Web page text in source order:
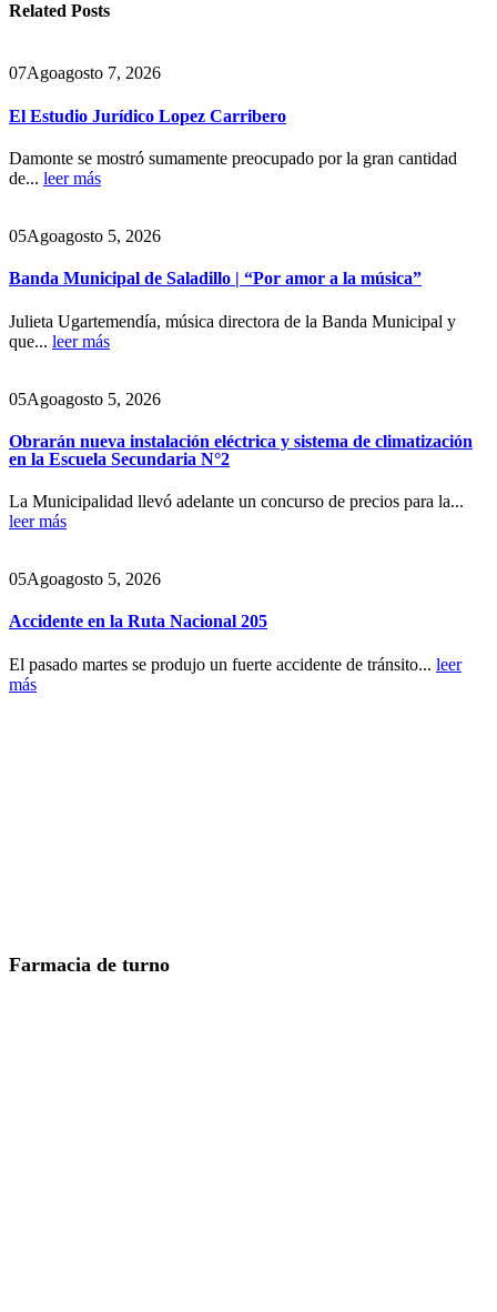
Related Posts
07Agoagosto 7, 2026
El Estudio Jurídico Lopez Carribero
Damonte se mostró sumamente preocupado por la gran cantidad
de... leer más
05Agoagosto 5, 2026
Banda Municipal de Saladillo | “Por amor a la música”
Julieta Ugartemendía, música directora de la Banda Municipal y
que... leer más
05Agoagosto 5, 2026
Obrarán nueva instalación eléctrica y sistema de climatización
en la Escuela Secundaria N°2
La Municipalidad llevó adelante un concurso de precios para la...
leer más
05Agoagosto 5, 2026
Accidente en la Ruta Nacional 205
El pasado martes se produjo un fuerte accidente de tránsito... leer
más
Farmacia de turno